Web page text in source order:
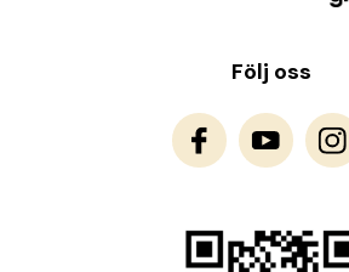
Följ oss